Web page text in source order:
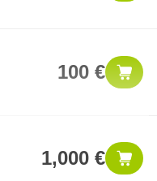
100 €
1,000 €